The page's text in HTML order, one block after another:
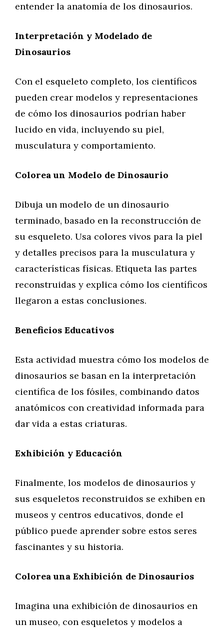
entender la anatomía de los dinosaurios.
Interpretación y Modelado de
Dinosaurios
Con el esqueleto completo, los científicos
pueden crear modelos y representaciones
de cómo los dinosaurios podrían haber
lucido en vida, incluyendo su piel,
musculatura y comportamiento.
Colorea un Modelo de Dinosaurio
Dibuja un modelo de un dinosaurio
terminado, basado en la reconstrucción de
su esqueleto. Usa colores vivos para la piel
y detalles precisos para la musculatura y
características físicas. Etiqueta las partes
reconstruidas y explica cómo los científicos
llegaron a estas conclusiones.
Beneficios Educativos
Esta actividad muestra cómo los modelos de
dinosaurios se basan en la interpretación
científica de los fósiles, combinando datos
anatómicos con creatividad informada para
dar vida a estas criaturas.
Exhibición y Educación
Finalmente, los modelos de dinosaurios y
sus esqueletos reconstruidos se exhiben en
museos y centros educativos, donde el
público puede aprender sobre estos seres
fascinantes y su historia.
Colorea una Exhibición de Dinosaurios
Imagina una exhibición de dinosaurios en
un museo, con esqueletos y modelos a